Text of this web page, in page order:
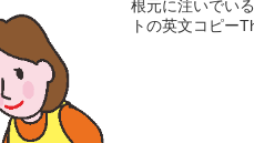
根元に注いでい
トの英文コピー